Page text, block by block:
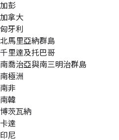
加彭
加拿大
匈牙利
北馬里亞納群島
千里達及托巴哥
南喬治亞與南三明治群島
南極洲
南非
南韓
博茨瓦納
卡達
印尼